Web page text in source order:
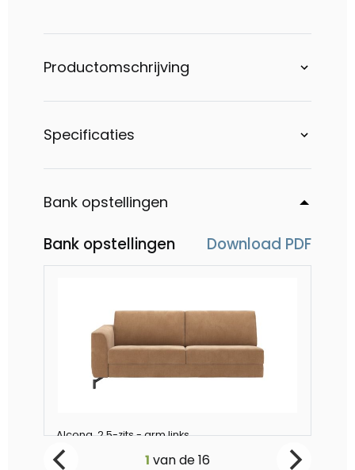
Productomschrijving
Specificaties
Bank opstellingen
Bank opstellingen Download PDF
Alcona, 2.5-zits - arm links
Vanaf €1199 1 van de16